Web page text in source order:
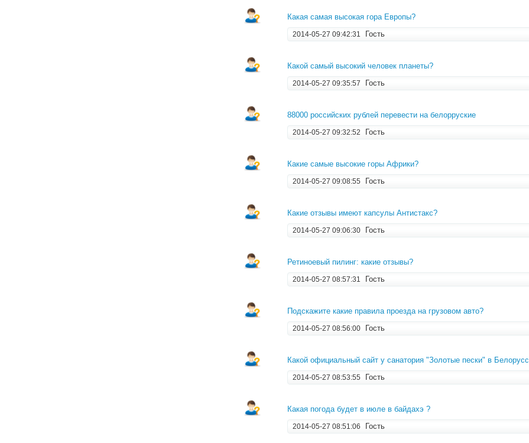
Какая самая высокая гора Европы?
2014-05-27 09:42:31 Гость
Какой самый высокий человек планеты?
2014-05-27 09:35:57 Гость
88000 российских рублей перевести на белорруские
2014-05-27 09:32:52 Гость
Какие самые высокие горы Африки?
2014-05-27 09:08:55 Гость
Какие отзывы имеют капсулы Антистакс?
2014-05-27 09:06:30 Гость
Ретиноевый пилинг: какие отзывы?
2014-05-27 08:57:31 Гость
Подскажите какие правила проезда на грузовом авто?
2014-05-27 08:56:00 Гость
Какой официальный сайт у санатория "Золотые пески" в
2014-05-27 08:53:55 Гость
Какая погода будет в июле в байдахэ ?
2014-05-27 08:51:06 Гость